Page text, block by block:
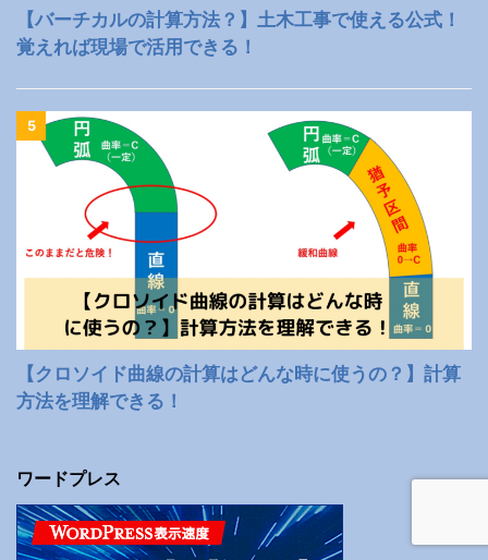
【バーチカルの計算方法？】土木工事で使える公式！
覚えれば現場で活用できる！
5
【クロソイド曲線の計算はどんな時に使うの？】計算
方法を理解できる！
ワードプレス